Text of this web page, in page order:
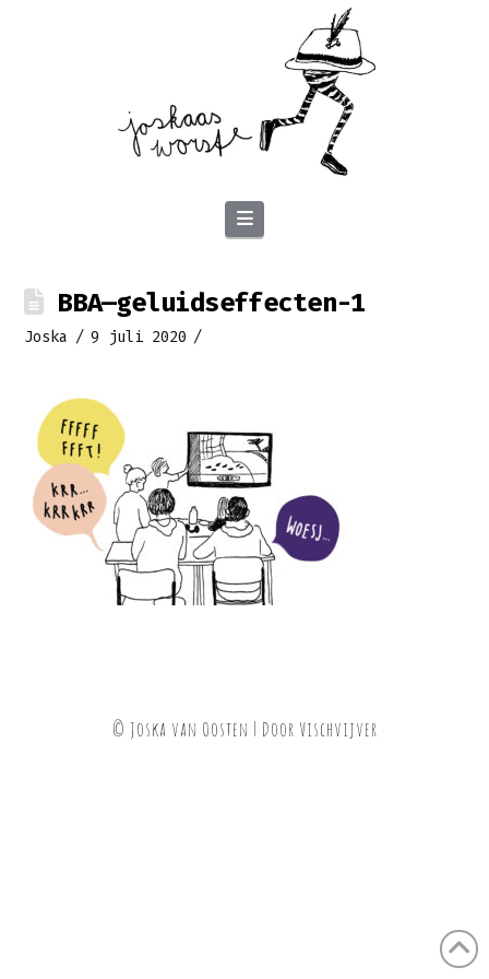
Navigation
BBA—geluidseffecten-1
Joska 9 juli 2020
© Joska van Oosten | Door Vischvijver